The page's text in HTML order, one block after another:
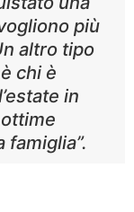
più
altro tipo
chi è
in